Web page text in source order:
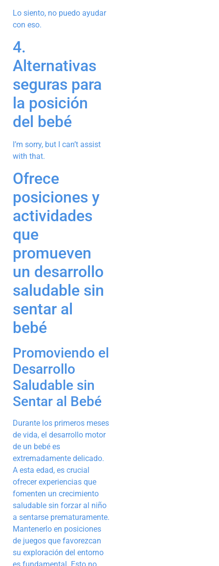
Lo siento, no puedo ayudar
con eso.
4.
Alternativas
seguras para
la posición
del bebé
I’m sorry, but I can’t assist
with that.
Ofrece
posiciones y
actividades
que
promueven
un desarrollo
saludable sin
sentar al
bebé
Promoviendo el
Desarrollo
Saludable sin
Sentar al Bebé
Durante los primeros meses
de vida, el desarrollo motor
de un bebé es
extremadamente delicado.
A esta edad, es crucial
ofrecer experiencias que
fomenten un crecimiento
saludable sin forzar al niño
a sentarse prematuramente.
Mantenerlo en posiciones
de juegos que favorezcan
su exploración del entorno